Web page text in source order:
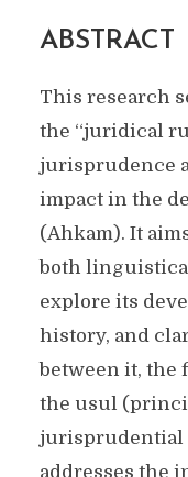
ABSTRACT
This research
the “juridical
jurisprudence
impact in the
(Ahkam). It
both
explore its
history, and
between it,
the usul
jurisprudential
addresses the